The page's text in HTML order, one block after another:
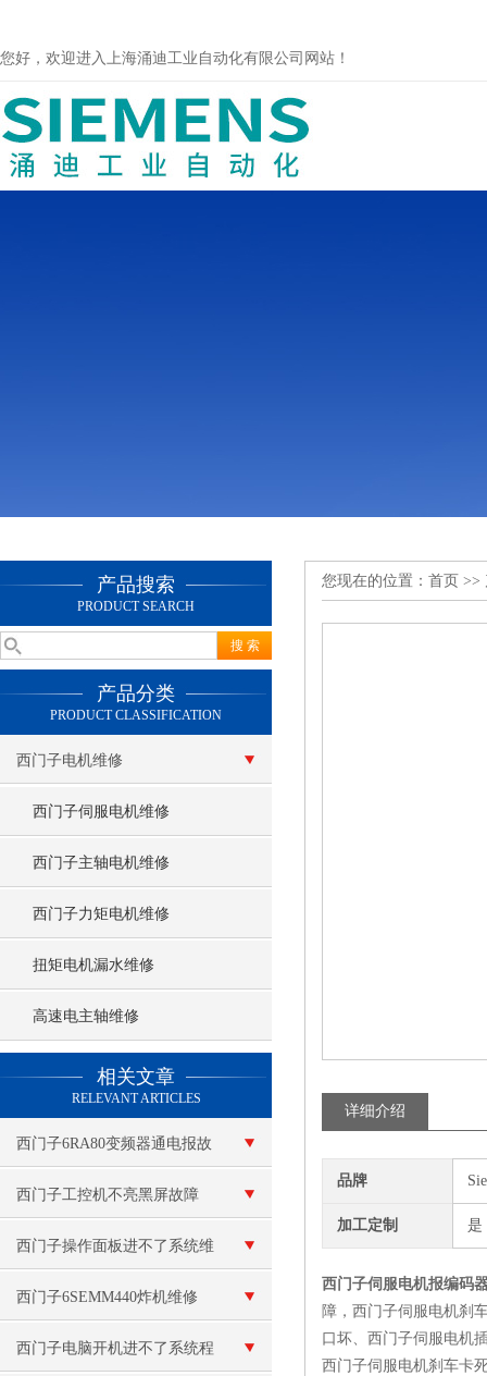
您好，欢迎进入上海涌迪工业自动化有限公司网站！
产品搜索
PRODUCT SEARCH
产品分类
PRODUCT CLASSIFICATION
西门子电机维修
西门子伺服电机维修
西门子主轴电机维修
西门子力矩电机维修
扭矩电机漏水维修
高速电主轴维修
相关文章
RELEVANT ARTICLES
西门子6RA80变频器通电报故
障F60100
西门子工控机不亮黑屏故障
西门子操作面板进不了系统维
修
西门子6SEMM440炸机维修
西门子电脑开机进不了系统程
您现在的位置： 首页 >>
详细介绍
品牌
加工定制 是
西门子伺服电机报编码
障，西门子伺服电机刹
口坏、西门子伺服电机
西门子伺服电机刹车卡